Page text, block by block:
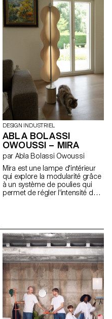
deux transats, orientables
selon les envies, côte à côte ou
encore face à face. Les assises
offrent deux positions, dont une
semi-allongée idéale pour la
sieste. Grâce à un système de
connecteurs vissés, la structure
est solide, démontable et
adaptable. Elle permet de
composer librement des îlots
de détente, au jardin ou au
bord de l’eau.
DESIGN INDUSTRIEL
ABLA BOLASSI
OWOUSSI – MIRA
par Abla Bolassi Owoussi
Mira est une lampe d'intérieur
qui explore la modularité grâce
à un système de poulies qui
permet de régler l'intensité de
sur la lumière et la forme. Ce
projet répond à un besoin de
flexibilité dans l'espace
domestique et reflète une
recherche personnelle sur
l'objet évolutif, à mi-chemin
entre technicité discrète et
expression poétique de la
matière.